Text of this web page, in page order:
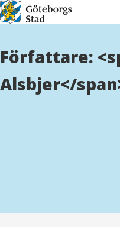
Hoppa
till
Författare:
Alsbjer</